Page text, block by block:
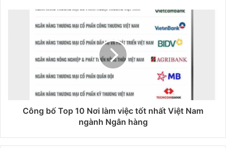
Công bố Top 10 Nơi làm việc tốt nhất Việt Nam
ngành Ngân hàng